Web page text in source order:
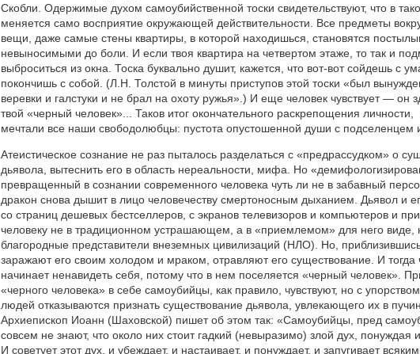
Скобли. Одержимые духом самоубийственной тоски свидетельствуют, что в
меняется само восприятие окружающей действительности. Все предметы
вещи, даже самые стены квартиры, в которой находишься, становятся
невыносимыми до боли. И если твоя квартира на четвертом этаже, то так и
выброситься из окна. Тоска буквально душит, кажется, что вот-вот сойдешь с
покончишь с собой. (Л.Н. Толстой в минуты приступов этой тоски «был
веревки и галстуки и не брал на охоту ружья».) И еще человек чувствует — он
твой «черный человек»... Таков итог окончательного раскрепощения личности,
мечтали все наши свободолюбцы: пустота опустошенной души с подселенцем
Атеистическое сознание не раз пыталось разделаться с «предрассудком» о
дьявола, вытеснить его в область нереальности, мифа. Но
превращенный в сознании современного человека чуть ли не в забавный
дракон снова дышит в лицо человечеству смертоносным дыханием. Дьявол и
со страниц дешевых бестселлеров, с экранов телевизоров и компьютеров и
человеку не в традиционном устрашающем, а в «приемлемом» для него виде,
благородные представители внеземных цивилизаций (НЛО). Но,
заражают его своим холодом и мраком, отравляют его существование. И тогда
начинает ненавидеть себя, потому что в нем поселяется «черный человек».
«черного человека» в себе самоубийцы, как правило, чувствуют, но с
людей отказываются признать существование дьявола, увлекающего их в
Архиепископ Иоанн (Шаховской) пишет об этом так: «Самоубийцы, пред
совсем не знают, что около них стоит гадкий (невыразимо) злой дух, понуждая
И советует этот дух, и убеждает, и настаивает, и понуждает, и запугивает